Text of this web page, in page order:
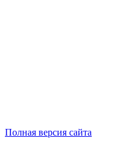
Полная версия сайта